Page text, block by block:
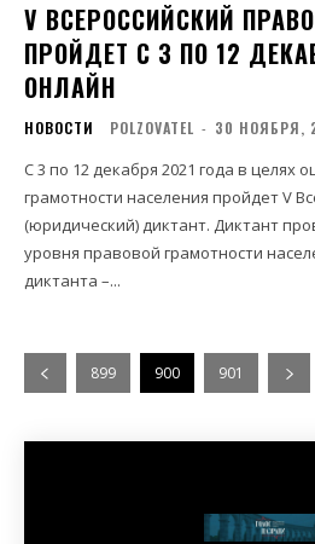
V ВСЕРОССИЙСКИЙ
ПРОЙДЕТ С 3 ПО 12
ОНЛАЙН
НОВОСТИ POLZOVATEL - 30 НОЯБРЯ,
С 3 по 12 декабря 2021 года в целях
грамотности населения пройдет V
(юридический) диктант. Диктант
уровня правовой грамотности
диктанта –...
899 900 901